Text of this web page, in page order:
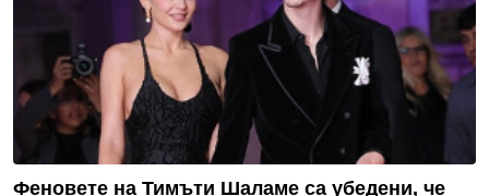
Феновете на Тимъти Шаламе са убедени, че